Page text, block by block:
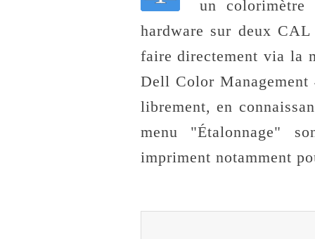
un
hardware sur deux
faire directement via la
Dell Color
librement, en
menu "Étalonnage"
impriment notamment